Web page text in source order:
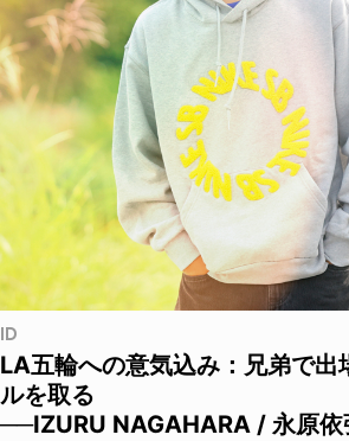
ID
LA五輪への意気込み：兄弟で出
ルを取る
──IZURU NAGAHARA / 永原依